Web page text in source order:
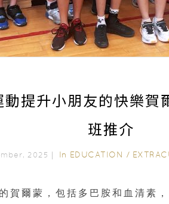
提升小朋友的快樂
班推介
2025｜ In EDUCATION /
賀爾蒙，包括多巴胺和血清素